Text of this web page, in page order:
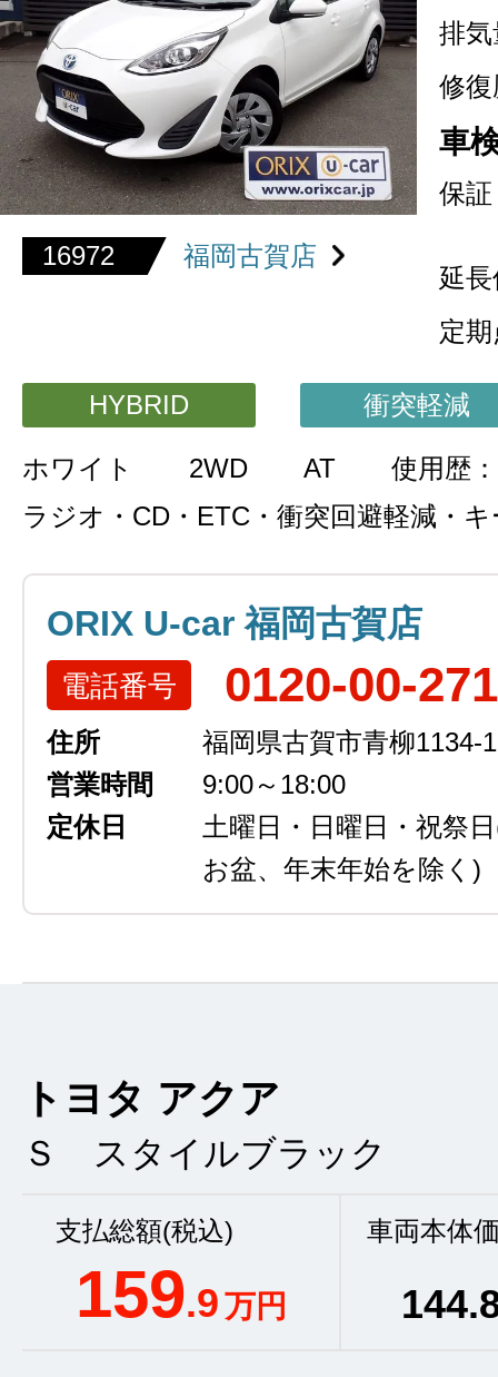
16972 福岡古賀店
排気
修復
車
保証
延
定
HYBRID 衝突軽減
ホワイト 2WD AT
使用歴
ラジオ・CD・ETC・衝突回避軽減・
ORIX U-car 福岡古賀店
電話番号 0120-00-
住所
福岡県古賀市青柳1134-1
営業時間
9:00～18:00
定休日
土曜日・日曜日・祝祭日
お盆、年末年始を除く)
トヨタ アクア
Ｓ スタイルブラック
支払総額(税込)
159.9万円
車両本体
144